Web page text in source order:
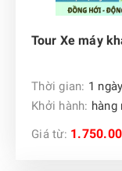
Tour Xe máy
Thời gian: 1 ngày
Khởi hành: hàng
Giá từ: